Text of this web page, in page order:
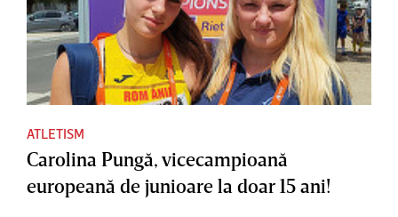
ATLETISM
Carolina Pungă, vicecampioană
europeană de junioare la doar 15 ani!